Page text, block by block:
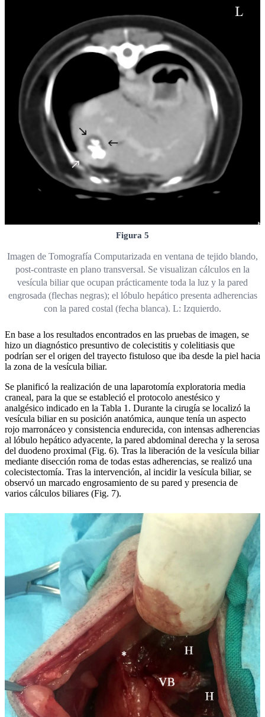
Figura 5
Imagen de Tomografía Computarizada en ventana de tejido blando,
post-contraste en plano transversal. Se visualizan cálculos en la
vesícula biliar que ocupan prácticamente toda la luz y la pared
engrosada (flechas negras); el lóbulo hepático presenta adherencias
con la pared costal (fecha blanca). L: Izquierdo.
En base a los resultados encontrados en las pruebas de imagen, se
hizo un diagnóstico presuntivo de colecistitis y colelitiasis que
podrían ser el origen del trayecto fistuloso que iba desde la piel hacia
la zona de la vesícula biliar.
Se planificó la realización de una laparotomía exploratoria media
craneal, para la que se estableció el protocolo anestésico y
analgésico indicado en la Tabla 1. Durante la cirugía se localizó la
vesícula biliar en su posición anatómica, aunque tenía un aspecto
rojo marronáceo y consistencia endurecida, con intensas adherencias
al lóbulo hepático adyacente, la pared abdominal derecha y la serosa
del duodeno proximal (Fig. 6). Tras la liberación de la vesícula biliar
mediante disección roma de todas estas adherencias, se realizó una
colecistectomía. Tras la intervención, al incidir la vesícula biliar, se
observó un marcado engrosamiento de su pared y presencia de
varios cálculos biliares (Fig. 7).